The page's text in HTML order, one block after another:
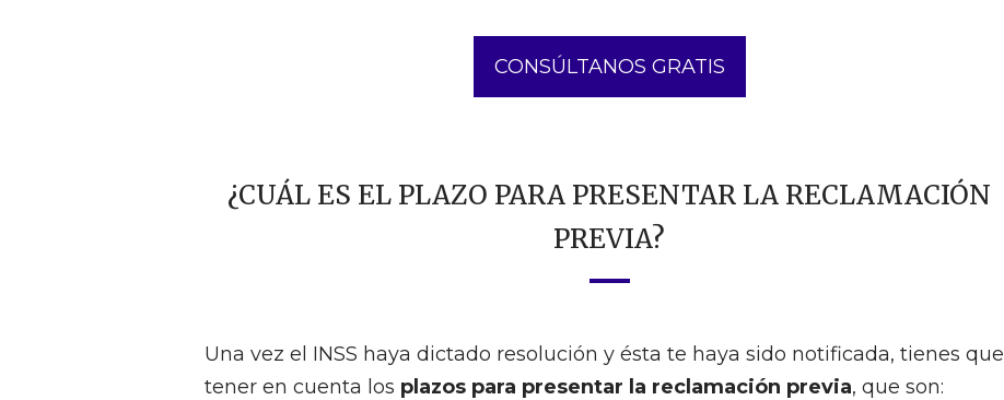
CONSÚLTANOS GRATIS
¿CUÁL ES EL PLAZO PARA PRESENTAR LA RECLAMACIÓN
PREVIA?
Una vez el INSS haya dictado resolución y ésta te haya sido notificada, tienes que
tener en cuenta los plazos para presentar la reclamación previa, que son: